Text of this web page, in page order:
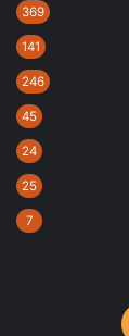
369
141
246
45
24
25
7
ملخص